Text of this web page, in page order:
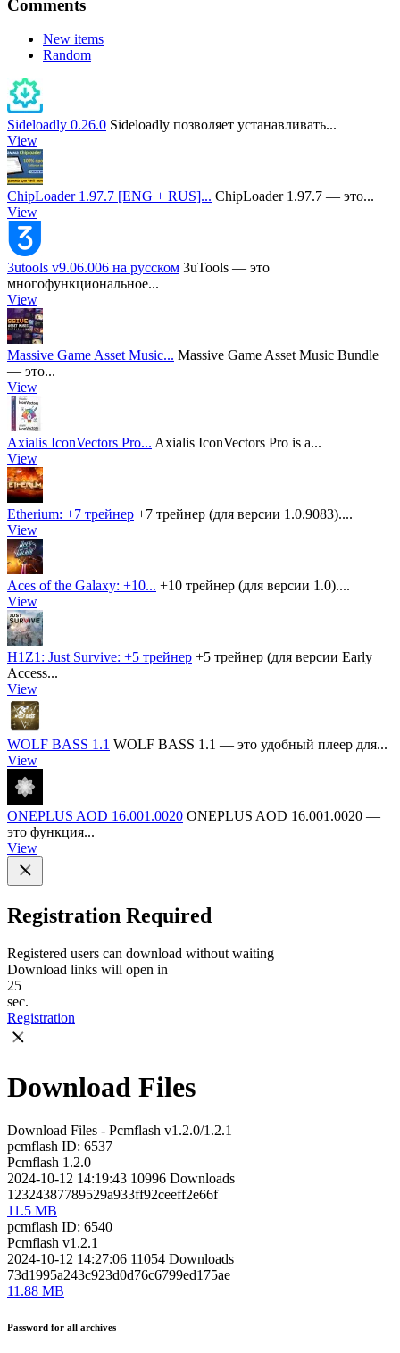
Comments
New items
Random
Sideloadly 0.26.0 Sideloadly позволяет устанавливать...
View
ChipLoader 1.97.7 [ENG + RUS]... ChipLoader 1.97.7 — это...
View
3utools v9.06.006 на русском 3uTools — это
многофункциональное...
View
Massive Game Asset Music... Massive Game Asset Music Bundle
— это...
View
Axialis IconVectors Pro... Axialis IconVectors Pro is a...
View
Etherium: +7 трейнер +7 трейнер (для версии 1.0.9083)....
View
Aces of the Galaxy: +10... +10 трейнер (для версии 1.0)....
View
H1Z1: Just Survive: +5 трейнер +5 трейнер (для версии Early
Access...
View
WOLF BASS 1.1 WOLF BASS 1.1 — это удобный плеер для...
View
ONEPLUS AOD 16.001.0020 ONEPLUS AOD 16.001.0020 —
это функция...
View
Registration Required
Registered users can download without waiting
Download links will open in
25
sec.
Registration
Download Files
Download Files - Pcmflash v1.2.0/1.2.1
pcmflash ID: 6537
Pcmflash 1.2.0
2024-10-12 14:19:43 10996 Downloads
12324387789529a933ff92ceeff2e66f
11.5 MB
pcmflash ID: 6540
Pcmflash v1.2.1
2024-10-12 14:27:06 11054 Downloads
73d1995a243c923d0d76c6799ed175ae
11.88 MB
Password for all archives